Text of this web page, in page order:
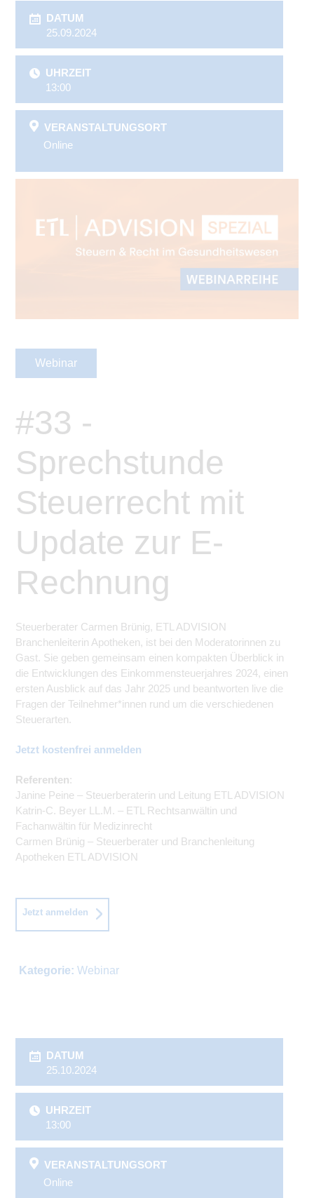
DATUM
25.09.2024
UHRZEIT
13:00
VERANSTALTUNGSORT
Online
Webinar
#33 -
Sprechstunde
Steuerrecht mit
Update zur E-
Rechnung
Steuerberater Carmen Brünig, ETL ADVISION
Branchenleiterin Apotheken, ist bei den Moderatorinnen zu
Gast. Sie geben gemeinsam einen kompakten Überblick in
die Entwicklungen des Einkommensteuerjahres 2024, einen
ersten Ausblick auf das Jahr 2025 und beantworten live die
Fragen der Teilnehmer*innen rund um die verschiedenen
Steuerarten.
Jetzt kostenfrei anmelden
Referenten:
Janine Peine – Steuerberaterin und Leitung ETL ADVISION
Katrin-C. Beyer LL.M. – ETL Rechtsanwältin und
Fachanwältin für Medizinrecht
Carmen Brünig – Steuerberater und Branchenleitung
Apotheken ETL ADVISION
Jetzt anmelden
Kategorie: Webinar
DATUM
25.10.2024
UHRZEIT
13:00
VERANSTALTUNGSORT
Online